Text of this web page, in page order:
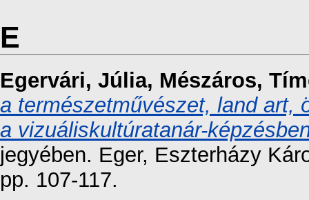
E
Egervári, Júlia, Mészáros,
a természetművészet, land art,
a vizuáliskultúratanár-
jegyében. Eger, Eszterházy
pp. 107-117.